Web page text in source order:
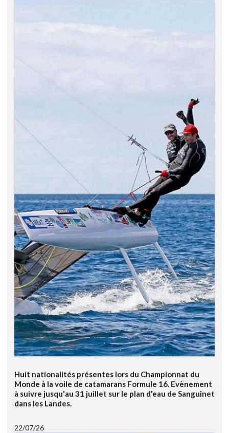
Huit nationalités présentes lors du Championnat du
Monde à la voile de catamarans Formule 16. Evènement
à suivre jusqu'au 31 juillet sur le plan d'eau de Sanguinet
dans les Landes.
22/07/26